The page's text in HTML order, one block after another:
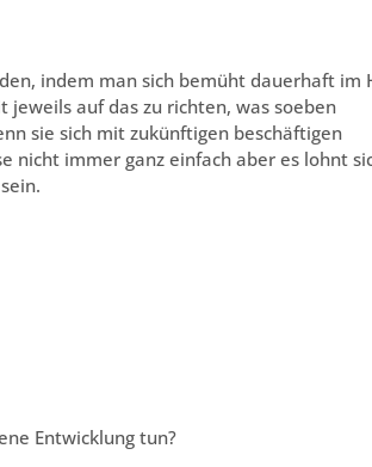
indem man sich bemüht dauerhaft im
jeweils auf das zu richten, was soeben
sie sich mit zukünftigen beschäftigen
nicht immer ganz einfach aber es lohnt
Entwicklung tun?